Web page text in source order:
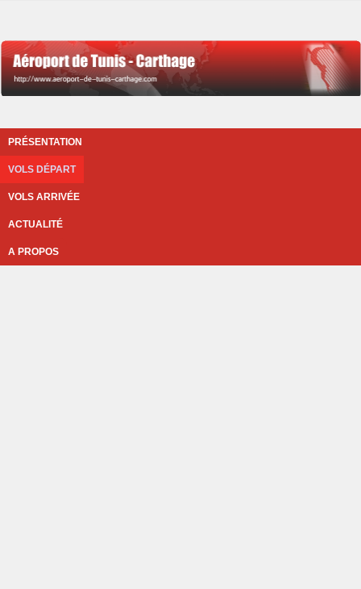
PRÉSENTATION
VOLS DÉPART
VOLS ARRIVÉE
ACTUALITÉ
A PROPOS